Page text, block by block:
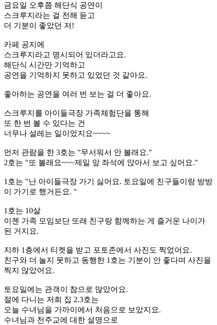
금요일 오후쯤 해단식 공연이
스크루지라는 걸 전해 듣고
더 기분이 좋았던 저!
카페 공지에
스크루지라고 명시되어 있더라고요.
해단식 시간만 기억하고
공연을 기억하지 못하고 있었던 것 같아요.
좋아하는 공연을 여러 번 보는 걸 더 좋아요.
스크루지를 아이들극장 가족체험단을 통해
또 한 번 볼 수 있다는 건
너무나 설레는 일이었지요~~~~
먼저 관람을 한 3호는 "무서워서 안 볼래요."
2호는 "또 볼래요~~~제일 앞 좌석에 앉아서 보고 싶어요."
1호는 "난 아이들극장 가기 싫어요. 토요일에 친구들이랑 방방
이 가기로 했거든요. "
1호는 10살
이젠 가족 모임보단 또래 친구랑 함께하는 게 즐거운 나이가
된 거지요.
지하 1층에서 티켓을 받고 포토존에서 사진도 찍었어요.
친구와 더 놀지 못하고 동행한 1호는 기분이 안 좋다며 사진을
찍지 않았어요.
토요일에는 관객이 참으로 많았어요.
절에 다니는 저희 집 2.3호는
오늘 수녀님을 가까이에서 처음으로 보았지요.
수녀님과 천주교에 대한 설명으로